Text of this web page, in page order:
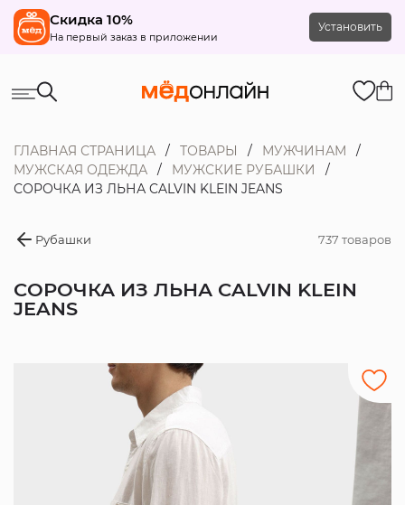
Скидка 10%
На первый заказ в приложении
Установить
ГЛАВНАЯ СТРАНИЦА ТОВАРЫ
МУЖЧИНАМ
МУЖСКАЯ ОДЕЖДА
МУЖСКИЕ РУБАШКИ
СОРОЧКА ИЗ ЛЬНА CALVIN KLEIN JEANS
Рубашки 737 товаров
СОРОЧКА ИЗ ЛЬНА CALVIN KLEIN
JEANS